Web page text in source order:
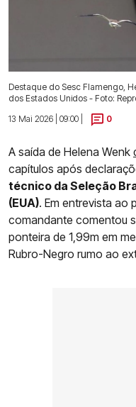
Destaque do Sesc Flamengo,
dos Estados Unidos - Foto:
13 Mai 2026 | 09:00 |
0
A saída de Helena Wenk
capítulos após
técnico da Seleção
(EUA). Em entrevista ao
comandante comentou
ponteira de 1,99m em
Rubro-Negro rumo ao